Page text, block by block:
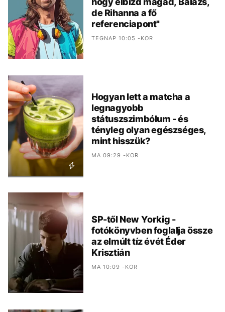
de Rihanna a fő
referenciapont"
TEGNAP 10:05 -KOR
Hogyan lett a matcha a
legnagyobb
státuszszimbólum - és
tényleg olyan egészséges,
mint hisszük?
MA 09:29 -KOR
SP-től New Yorkig -
fotókönyvben foglalja össze
az elmúlt tíz évét Éder
Krisztián
MA 10:09 -KOR